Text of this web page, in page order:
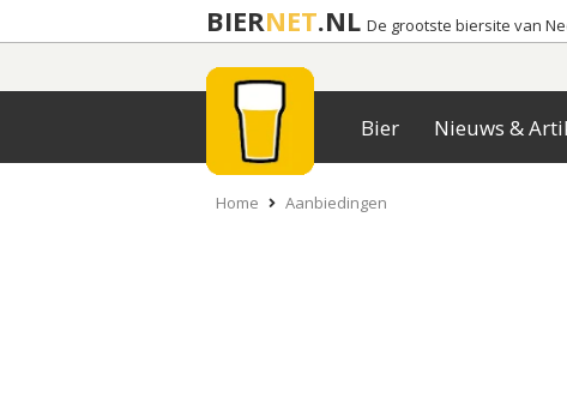
BIERNET.NL De grootste biersite van
Bier Nieuws &
Home Aanbiedingen